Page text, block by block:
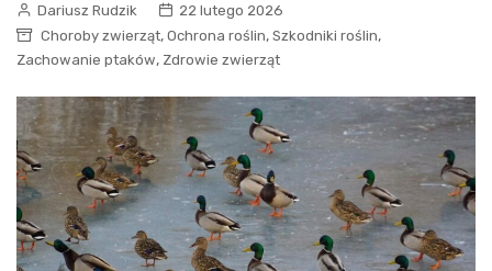
Dariusz Rudzik
22 lutego 2026
Choroby zwierząt, Ochrona roślin, Szkodniki roślin,
Zachowanie ptaków, Zdrowie zwierząt